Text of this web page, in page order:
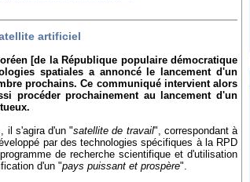
artificiel
[de la République populaire démocratique
spatiales a annoncé le lancement d'un
prochains. Ce communiqué intervient alors
procéder prochainement au lancement d'un
il s'agira d'un "satellite de travail", correspondant à
par des technologies spécifiques à la RPD
de recherche scientifique et d'utilisation
d'un "pays puissant et prospère".